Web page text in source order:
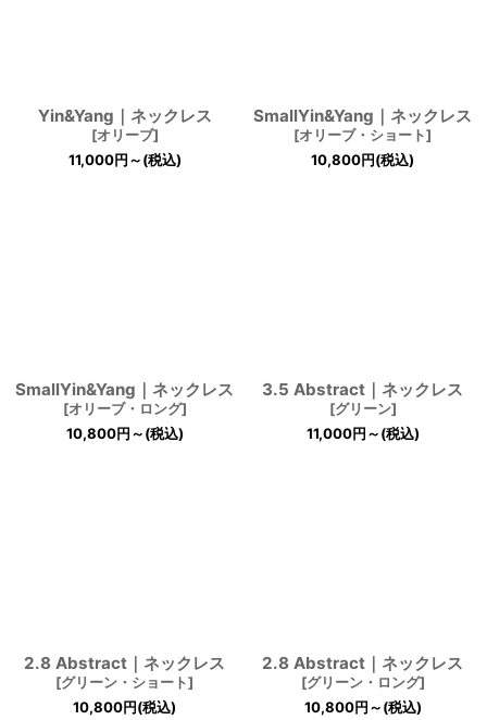
Yin&Yang｜ネックレス
[オリーブ]
11,000円～(税込)
SmallYin&Yang｜ネックレス
[オリーブ・ショート]
10,800円(税込)
SmallYin&Yang｜ネックレス
[オリーブ・ロング]
10,800円～(税込)
3.5 Abstract｜ネックレス
[グリーン]
11,000円～(税込)
2.8 Abstract｜ネックレス
[グリーン・ショート]
10,800円(税込)
2.8 Abstract｜ネックレス
[グリーン・ロング]
10,800円～(税込)